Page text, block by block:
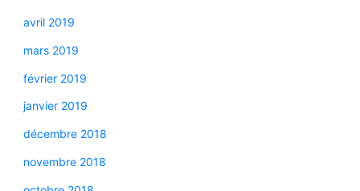
avril 2019
mars 2019
février 2019
janvier 2019
décembre 2018
novembre 2018